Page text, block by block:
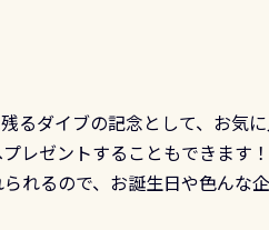
るダイブの記念として、お気
レゼントすることもできます
れるので、お誕生日や色んな